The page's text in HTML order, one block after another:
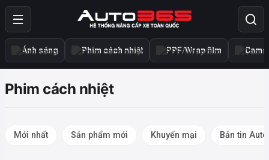
Ánh sáng Phim cách nhiệt PPF/Wrap film
Phim cách nhiệt
Mới nhất Sản phẩm mới Khuyến mại Bản tin